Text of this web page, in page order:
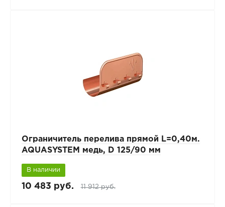
Ограничитель перелива прямой L=0,40м.
AQUASYSTEM медь, D 125/90 мм
В наличии
10 483 руб. 11 912 руб.